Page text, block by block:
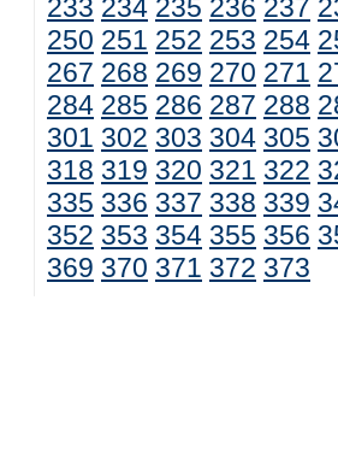
233 234 235 236 237
250 251 252 253 254
267 268 269 270 271
284 285 286 287 288
301 302 303 304 305
318 319 320 321 322
335 336 337 338 339
352 353 354 355 356
369 370 371 372 373